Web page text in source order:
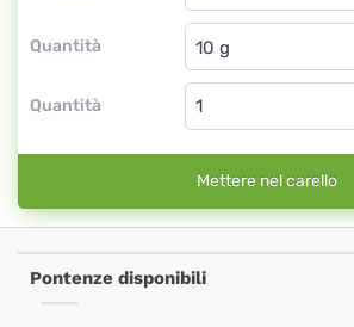
Quantità
Globuli
Quantità
Mettere nel carello
Pontenze disponibili